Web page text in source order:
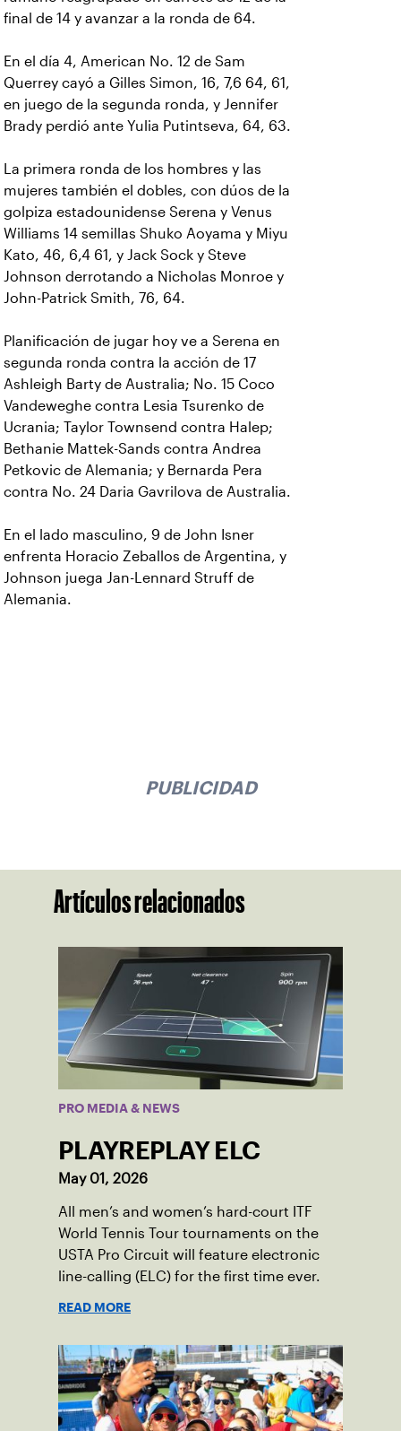
final de 14 y avanzar a la ronda de 64.
En el día 4, American No. 12 de Sam
Querrey cayó a Gilles Simon, 16, 7,6 64, 61,
en juego de la segunda ronda, y Jennifer
Brady perdió ante Yulia Putintseva, 64, 63.
La primera ronda de los hombres y las
mujeres también el dobles, con dúos de la
golpiza estadounidense Serena y Venus
Williams 14 semillas Shuko Aoyama y Miyu
Kato, 46, 6,4 61, y Jack Sock y Steve
Johnson derrotando a Nicholas Monroe y
John-Patrick Smith, 76, 64.
Planificación de jugar hoy ve a Serena en
segunda ronda contra la acción de 17
Ashleigh Barty de Australia; No. 15 Coco
Vandeweghe contra Lesia Tsurenko de
Ucrania; Taylor Townsend contra Halep;
Bethanie Mattek-Sands contra Andrea
Petkovic de Alemania; y Bernarda Pera
contra No. 24 Daria Gavrilova de Australia.
En el lado masculino, 9 de John Isner
enfrenta Horacio Zeballos de Argentina, y
Johnson juega Jan-Lennard Struff de
Alemania.
PUBLICIDAD
Artículos relacionados
PRO MEDIA & NEWS
PLAYREPLAY ELC
May 01, 2026
All men’s and women’s hard-court ITF
World Tennis Tour tournaments on the
USTA Pro Circuit will feature electronic
line-calling (ELC) for the first time ever.
READ MORE